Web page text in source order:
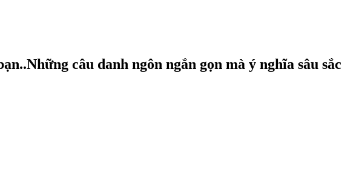
câu danh ngôn ngắn gọn mà ý nghĩa sâu sắc